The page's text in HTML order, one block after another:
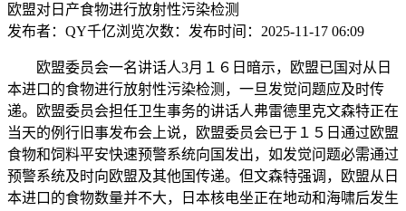
欧盟对日产食物进行放射性污染检测
发布者： QY千亿浏览次数： 发布时间： 2025-11-17 06:09
欧盟委员会一名讲话人3月１６日暗示，欧盟已国对从日
本进口的食物进行放射性污染检测，一旦发觉问题应及时传
递。欧盟委员会担任卫生事务的讲话人弗雷德里克文森特正在
当天的例行旧事发布会上说，欧盟委员会已于１５日通过欧盟
食物和饲料平安快速预警系统向国发出，如发觉问题必需通过
预警系统及时向欧盟及其他国传递。但文森特强调，欧盟从日
本进口的食物数量并不大，日本核电坐正在地动和海啸后发生